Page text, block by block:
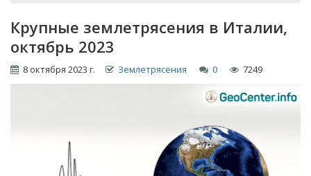
Крупные землетрясения в Италии,
октябрь 2023
8 октября 2023 г. Землетрясения 0 7249